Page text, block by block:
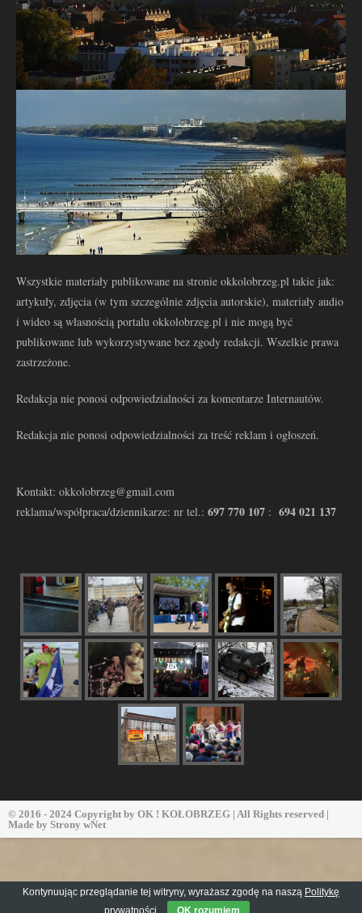
Wszystkie materiały publikowane na stronie okkolobrzeg.pl takie jak:
artykuły, zdjęcia (w tym szczególnie zdjęcia autorskie), materiały audio
i wideo są własnością portalu okkolobrzeg.pl i nie mogą być
publikowane lub wykorzystywane bez zgody redakcji. Wszelkie prawa
zastrzeżone.
Redakcja nie ponosi odpowiedzialności za komentarze Internautów.
Redakcja nie ponosi odpowiedzialności za treść reklam i ogłoszeń.
Kontakt: okkolobrzeg@gmail.com
reklama/współpraca/dziennikarze: nr tel.: 697 770 107 : 694 021 137
© 2016 - 2024 Copyright by OK ! KOŁOBRZEG | All Rights reserved |
Made by Strony wNet
Kontynuując przeglądanie tej witryny, wyrażasz zgodę na naszą Politykę
prywatności
OK rozumiem